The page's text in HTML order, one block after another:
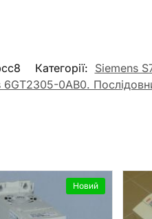
Категорії: Siemens
6GT2305-0AB0.
Новий